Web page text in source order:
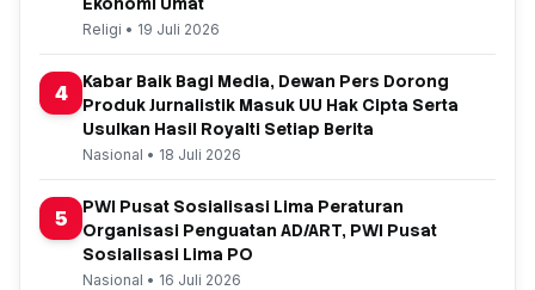
Religi • 19 Juli 2026
4
Kabar Baik Bagi Media, Dewan Pers Dorong
Produk Jurnalistik Masuk UU Hak Cipta Serta
Usulkan Hasil Royalti Setiap Berita
Nasional • 18 Juli 2026
5
PWI Pusat Sosialisasi Lima Peraturan
Organisasi Penguatan AD/ART, PWI Pusat
Sosialisasi Lima PO
Nasional • 16 Juli 2026